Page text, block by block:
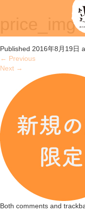
Published 2016年8月19日
← Previous
Next →
Both comments and